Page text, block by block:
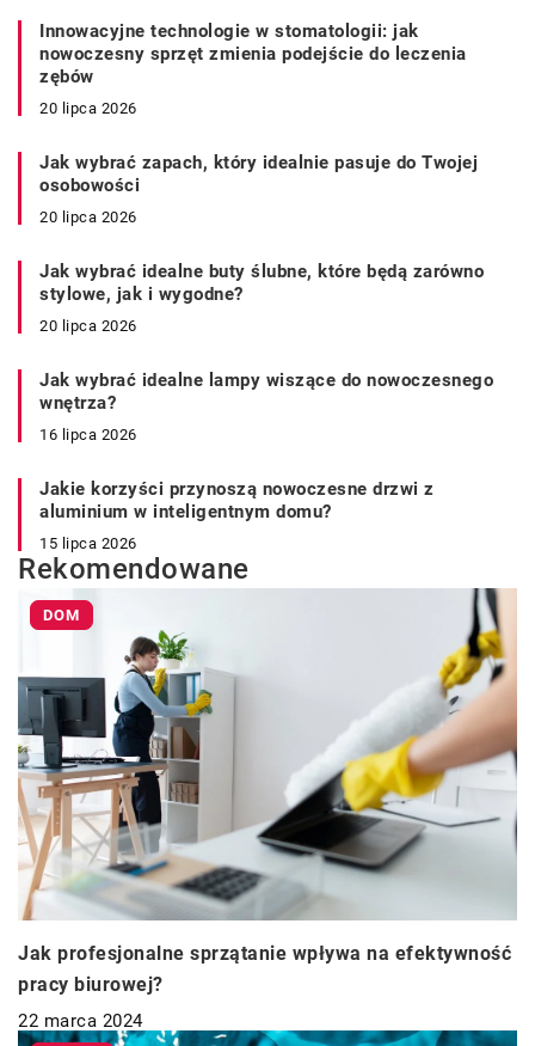
Innowacyjne technologie w stomatologii: jak
nowoczesny sprzęt zmienia podejście do leczenia
zębów
20 lipca 2026
Jak wybrać zapach, który idealnie pasuje do Twojej
osobowości
20 lipca 2026
Jak wybrać idealne buty ślubne, które będą zarówno
stylowe, jak i wygodne?
20 lipca 2026
Jak wybrać idealne lampy wiszące do nowoczesnego
wnętrza?
16 lipca 2026
Jakie korzyści przynoszą nowoczesne drzwi z
aluminium w inteligentnym domu?
15 lipca 2026
Rekomendowane
DOM
Jak profesjonalne sprzątanie wpływa na efektywność
pracy biurowej?
22 marca 2024